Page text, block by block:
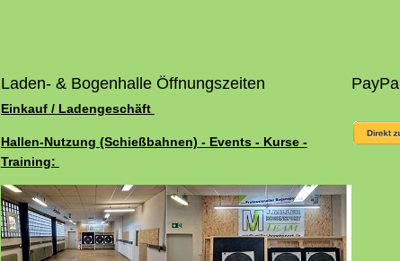
Laden- & Bogenhalle Öffnungszeiten
Einkauf / Ladengeschäft
Hallen-Nutzung (Schießbahnen) - Events - Kurse -
Training:
PayPal